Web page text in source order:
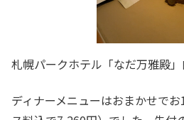
札幌パークホテル「なだ万雅殿」
ディナーメニューはおまかせで